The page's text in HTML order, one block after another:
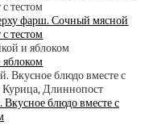
фарш. Сочный мясной
тестом
блюдо вместе с